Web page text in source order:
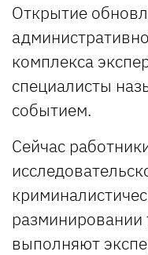
Открытие
комплекса
специалисты
событием.
Сейчас
разминировании
выполняют